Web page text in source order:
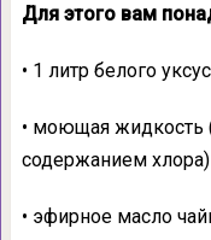
Для этого вам
• 1 литр белого
• моющая
содержанием хлора)
• эфирное масло